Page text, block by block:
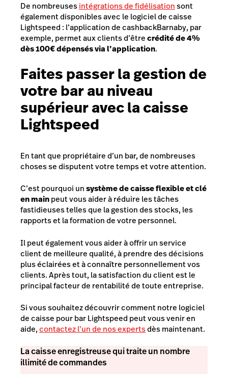
De nombreusesintégrations de fidélisationsont
également disponibles avec le logiciel de caisse
Lightspeed : l’application de cashbackBarnaby, par
exemple, permet aux clients d’êtrecrédité de 4%
dès 100€ dépensés via l’application.
Faites passer la gestion de
votre bar au niveau
supérieur avec la caisse
Lightspeed
En tant que propriétaire d’un bar, de nombreuses
choses se disputent votre temps et votre attention.
C’est pourquoi unsystème de caisse flexible et clé
en mainpeut vous aider à réduire les tâches
fastidieuses telles que la gestion des stocks, les
rapports et la formation de votre personnel.
Il peut également vous aider à offrir un service
client de meilleure qualité, à prendre des décisions
plus éclairées et à connaître personnellement vos
clients. Après tout, la satisfaction du client est le
principal facteur de rentabilité de toute entreprise.
Si vous souhaitez découvrir comment notre logiciel
de caisse pour bar Lightspeed peut vous venir en
aide,contactez l’un de nos expertsdès maintenant.
La caisse enregistreuse qui traite un nombre
illimité de commandes